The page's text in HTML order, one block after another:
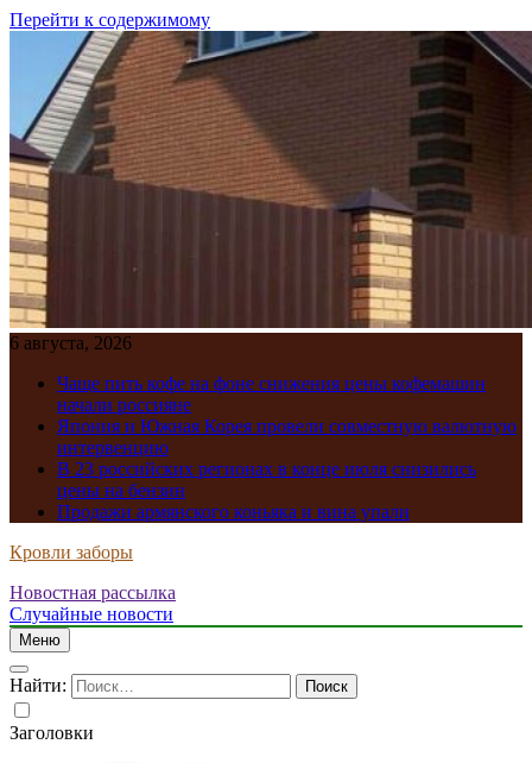
Перейти к содержимому
6 августа, 2026
Чаще пить кофе на фоне снижения цены кофемашин
начали россияне
Япония и Южная Корея провели совместную валютную
интервенцию
В 23 российских регионах в конце июля снизились
цены на бензин
Продажи армянского коньяка и вина упали
Кровли заборы
Новостная рассылка
Случайные новости
Меню
Найти:
Заголовки